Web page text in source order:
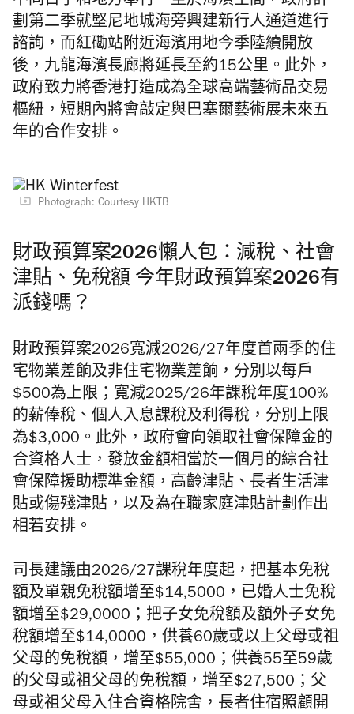
劃第二季就堅尼地城海旁興建新行人通道進行
諮詢，而紅磡站附近海濱用地今季陸續開放
後，九龍海濱長廊將延長至約15公里。此外，
政府致力將香港打造成為全球高端藝術品交易
樞紐，短期內將會敲定與巴塞爾藝術展未來五
年的合作安排。
Photograph: Courtesy HKTB
財政預算案2026懶人包：減稅、社會
津貼、免稅額 今年財政預算案2026有
派錢嗎？
財政預算案2026寬減2026/27年度首兩季的住
宅物業差餉及非住宅物業差餉，分別以每戶
$500為上限；寬減2025/26年課稅年度100%
的薪俸稅、個人入息課稅及利得稅，分別上限
為$3,000。此外，政府會向領取社會保障金的
合資格人士，發放金額相當於一個月的綜合社
會保障援助標準金額，高齡津貼、長者生活津
貼或傷殘津貼，以及為在職家庭津貼計劃作出
相若安排。
司長建議由2026/27課稅年度起，把基本免稅
額及單親免稅額增至$14,5000，已婚人士免稅
額增至$29,0000；把子女免稅額及額外子女免
稅額增至$14,0000，供養60歲或以上父母或祖
父母的免稅額，增至$55,000；供養55至59歲
的父母或祖父母的免稅額，增至$27,500；父
母或祖父母入住合資格院舍，長者住宿照顧開